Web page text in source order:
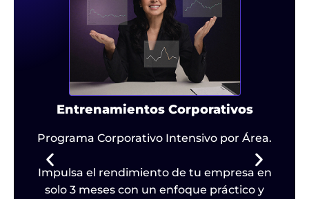
Entrenamientos Corporativos
Programa Corporativo Intensivo por Área.
Impulsa el rendimiento de tu empresa en
solo 3 meses con un enfoque práctico y